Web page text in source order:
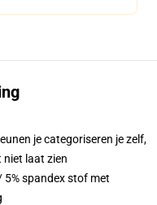
je categoriseren je zelf,
niet laat zien
5% spandex stof met